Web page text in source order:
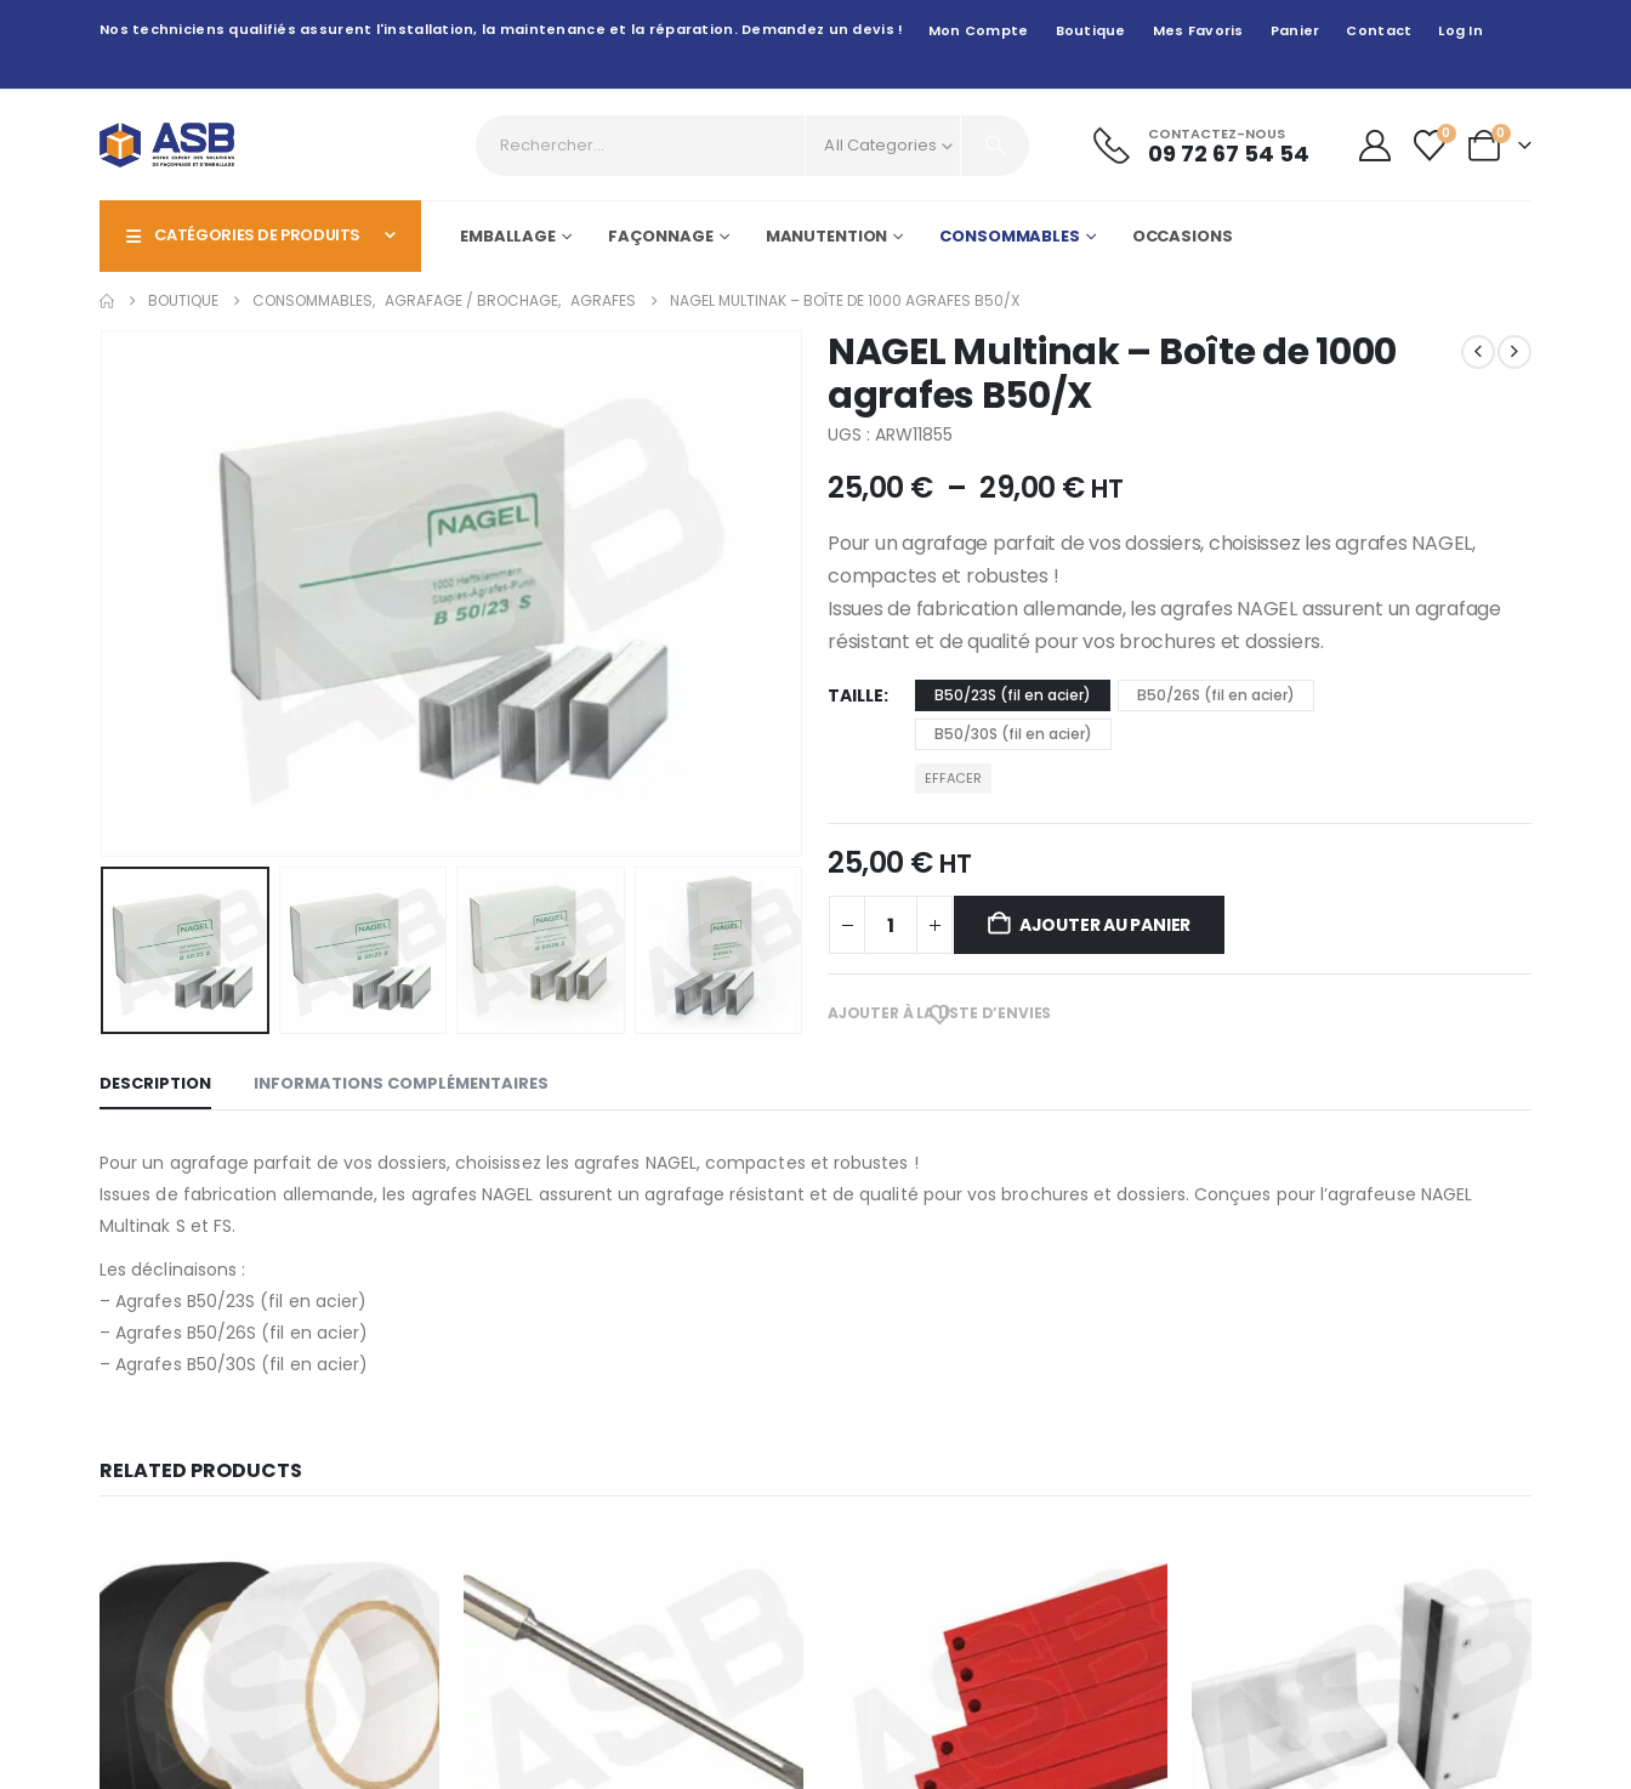
Nos techniciens qualifiés assurent l'installation, la maintenance et la réparation. Demandez un devis ! Mon Compte Boutique Mes Favoris Panier Contact Log In
All Categories CONTACTEZ-NOUS
09 72 67 54 54
0 0
CATÉGORIES DE PRODUITS EMBALLAGE FAÇONNAGE MANUTENTION CONSOMMABLES OCCASIONS
BOUTIQUE CONSOMMABLES, AGRAFAGE / BROCHAGE, AGRAFES NAGEL MULTINAK – BOÎTE DE 1000 AGRAFES B50/X
NAGEL Multinak – Boîte de 1000
agrafes B50/X
UGS : ARW11855
25,00 € – 29,00 € HT
Pour un agrafage parfait de vos dossiers, choisissez les agrafes NAGEL,
compactes et robustes !
Issues de fabrication allemande, les agrafes NAGEL assurent un agrafage
résistant et de qualité pour vos brochures et dossiers.
TAILLE B50/23S (fil en acier)
B50/26S (fil en acier)
B50/30S (fil en acier)
EFFACER
25,00 € HT
AJOUTER AU PANIER
AJOUTER À LA LISTE D’ENVIES
DESCRIPTION INFORMATIONS COMPLÉMENTAIRES
Pour un agrafage parfait de vos dossiers, choisissez les agrafes NAGEL, compactes et robustes !
Issues de fabrication allemande, les agrafes NAGEL assurent un agrafage résistant et de qualité pour vos brochures et dossiers. Conçues pour l’agrafeuse NAGEL
Multinak S et FS.
Les déclinaisons :
– Agrafes B50/23S (fil en acier)
– Agrafes B50/26S (fil en acier)
– Agrafes B50/30S (fil en acier)
RELATED PRODUCTS